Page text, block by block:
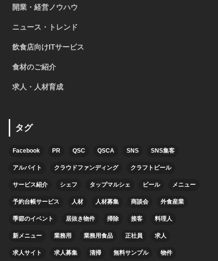
開業・経営ノウハウ
ニュース・トレンド
飲食店向けITサービス
食材のご紹介
求人・人材育成
タグ
Facebook PR QSC QSCA SNS SNS集客
アルバイト クラウドファンディング クラフトビール
サービス紹介 シェフ タップマルシェ ビール メニュー
予約台帳サービス 人材 人材募集 商談会 外食産業
季節のイベント 居抜き物件 掃除 接客 料理人
新メニュー 業務用 業務用食品 正社員 求人
求人サイト 求人募集 清掃 無料サンプル 物件